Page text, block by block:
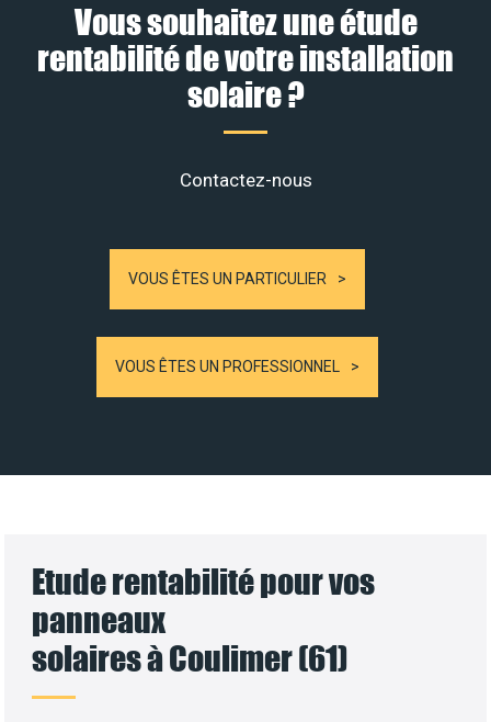
Vous souhaitez une étude
rentabilité de votre installation
solaire ?
Contactez-nous
VOUS ÊTES UN PARTICULIER
VOUS ÊTES UN PROFESSIONNEL
Etude rentabilité pour vos
panneaux
solaires à Coulimer (61)